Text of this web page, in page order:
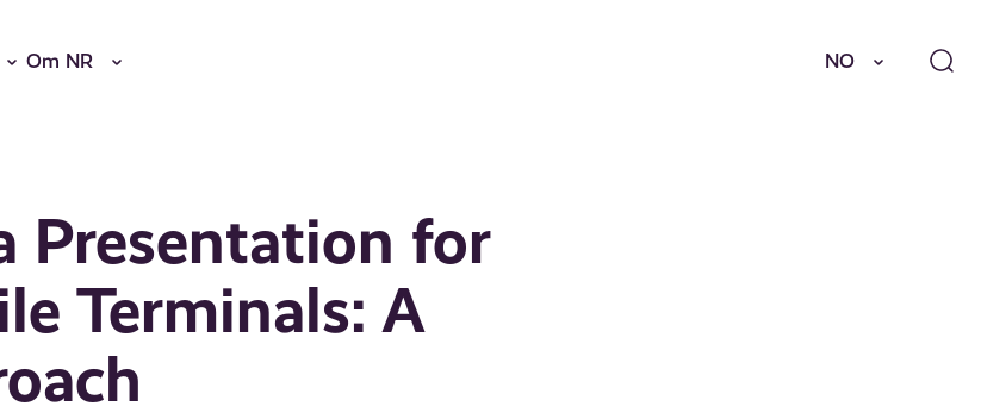
Om NR NO
Presentation for
Terminals: A